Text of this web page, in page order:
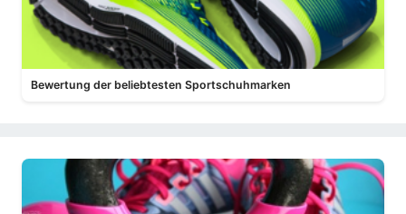
Bewertung der beliebtesten Sportschuhmarken